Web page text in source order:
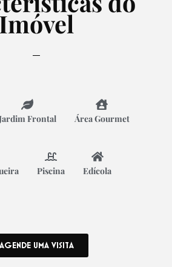
Imóvel
Frontal Área Gourmet
Piscina Edícola
AGENDE UMA VISITA